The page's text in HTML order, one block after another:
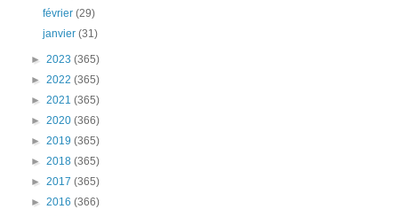
février(29)
janvier(31)
► 2023 (365)
► 2022 (365)
► 2021 (365)
► 2020 (366)
► 2019 (365)
► 2018 (365)
► 2017 (365)
► 2016 (366)